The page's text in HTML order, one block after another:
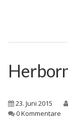
23. Juni 2015
0 Kommentare